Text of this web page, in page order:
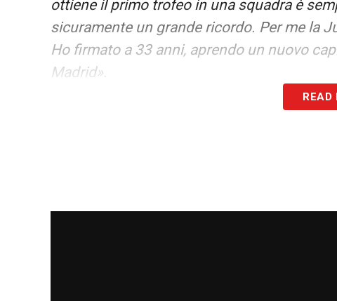
ottiene il primo trofeo in una squadra è
sicuramente un grande ricordo. Per me la
Ho firmato a 33 anni, aprendo un nuovo
Madrid».
READ